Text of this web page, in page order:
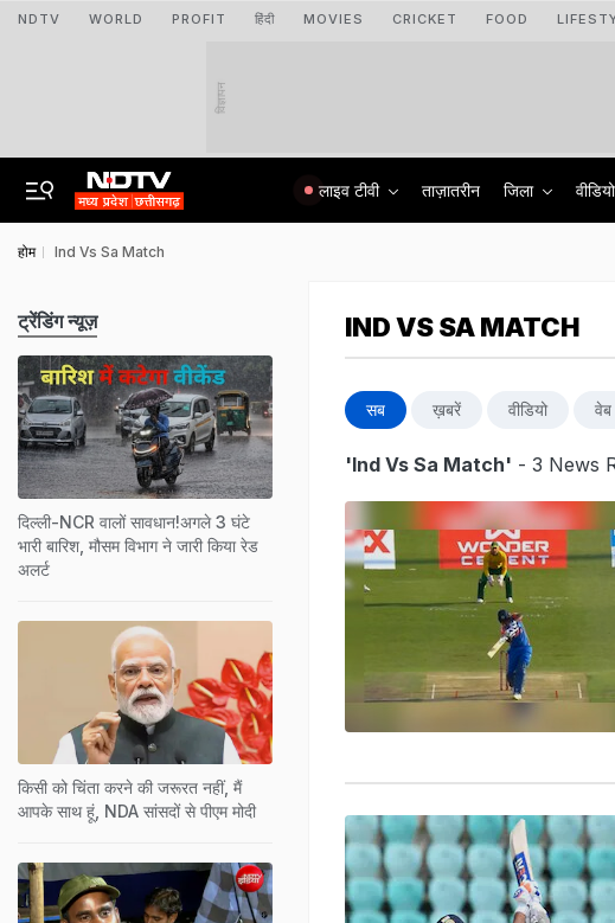
NDTV WORLD PROFIT हिंदी MOVIES CRICKET FOOD
विज्ञापन
लाइव टीवी ताज़ातरीन जिला वीडियो
होम Ind Vs Sa Match
IND VS SA MATCH
सब ख़बरें वीडियो वेब
'Ind Vs Sa Match' - 3 News
ट्रेंडिंग न्यूज़
दिल्ली-NCR वालों सावधान!अगले 3 घंटे
भारी बारिश, मौसम विभाग ने जारी किया रेड
अलर्ट
किसी को चिंता करने की जरूरत नहीं, मैं
आपके साथ हूं, NDA सांसदों से पीएम मोदी